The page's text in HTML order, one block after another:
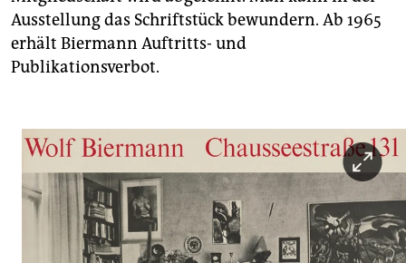
Ausstellung das Schriftstück bewundern. Ab 1965
erhält Biermann Auftritts- und
Publikationsverbot.